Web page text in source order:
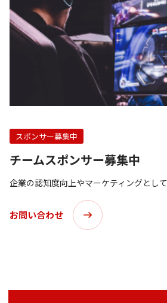
スポンサー募集中
チームスポンサー募集中
企業の認知度向上やマーケティングとして
お問い合わせ